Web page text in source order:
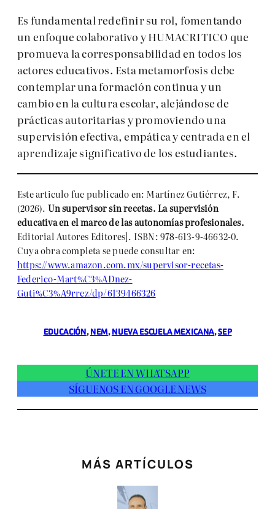
Es fundamental redefinir su rol, fomentando
un enfoque colaborativo y HUMACRITICO que
promueva la corresponsabilidad en todos los
actores educativos. Esta metamorfosis debe
contemplar una formación continua y un
cambio en la cultura escolar, alejándose de
prácticas autoritarias y promoviendo una
supervisión efectiva, empática y centrada en el
aprendizaje significativo de los estudiantes.
Este articulo fue publicado en: Martínez Gutiérrez, F.
(2026). Un supervisor sin recetas. La supervisión
educativa en el marco de las autonomías profesionales.
Editorial Autores Editores]. ISBN: 978-613-9-46632-0.
Cuya obra completa se puede consultar en:
https://www.amazon.com.mx/supervisor-recetas-
Federico-Mart%C3%ADnez-
Guti%C3%A9rrez/dp/6139466326
EDUCACIÓN, NEM, NUEVA ESCUELA MEXICANA, SEP
ÚNETE EN WHATSAPP
SÍGUENOS EN GOOGLE NEWS
MÁS ARTÍCULOS